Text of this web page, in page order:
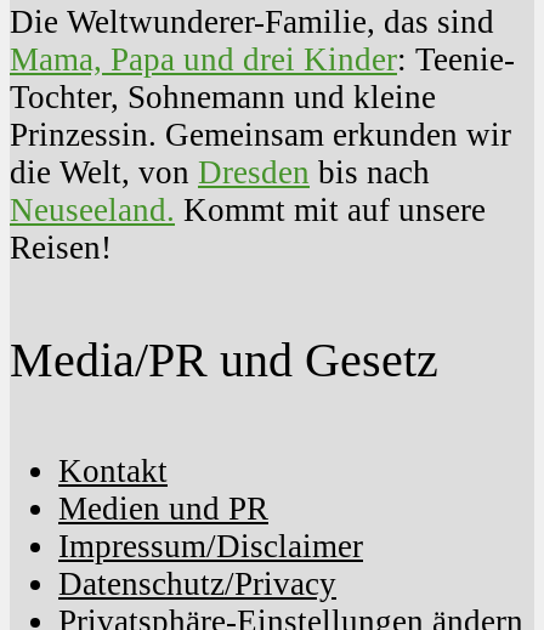
Die Weltwunderer-Familie, das sind
Mama, Papa und drei Kinder: Teenie-
Tochter, Sohnemann und kleine
Prinzessin. Gemeinsam erkunden wir
die Welt, von Dresden bis nach
Neuseeland. Kommt mit auf unsere
Reisen!
Media/PR und Gesetz
Kontakt
Medien und PR
Impressum/Disclaimer
Datenschutz/Privacy
Privatsphäre-Einstellungen ändern